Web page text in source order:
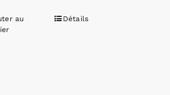
au
Détails